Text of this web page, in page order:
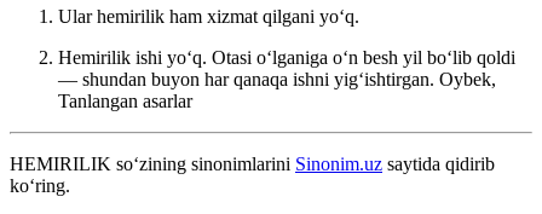
Ular hemirilik ham xizmat qilgani yoʻq.
Hemirilik ishi yoʻq. Otasi oʻlganiga oʻn besh yil boʻlib qoldi
— shundan buyon har qanaqa ishni yigʻishtirgan. Oybek,
Tanlangan asarlar
HEMIRILIK so‘zining sinonimlarini Sinonim.uz saytida qidirib
ko‘ring.